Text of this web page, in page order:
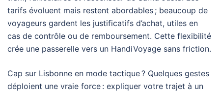
tarifs évoluent mais restent abordables ; beaucoup de
voyageurs gardent les justificatifs d’achat, utiles en
cas de contrôle ou de remboursement. Cette flexibilité
crée une passerelle vers un HandiVoyage sans friction.
Cap sur Lisbonne en mode tactique ? Quelques gestes
déploient une vraie force : expliquer votre trajet à un